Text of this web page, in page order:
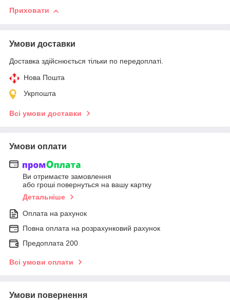
Приховати
Умови доставки
Доставка здійснюється тільки по передоплаті.
Нова Пошта
Укрпошта
Всі умови доставки
Умови оплати
Ви отримаєте замовлення
або гроші повернуться на вашу картку
Детальніше
Оплата на рахунок
Повна оплата на розрахунковий рахунок
Предоплата 200
Всі умови оплати
Умови повернення